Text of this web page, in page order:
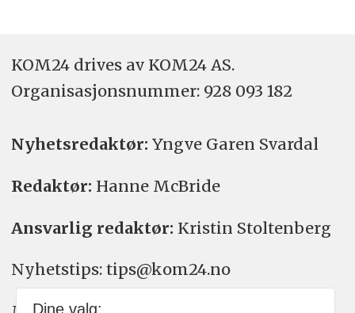
KOM24 drives av KOM24 AS.
Organisasjons­nummer: 928 093 182
Nyhetsredaktør: Yngve Garen Svardal
Redaktør: Hanne McBride
Ansvarlig redaktør: Kristin Stoltenberg
Nyhetstips: tips@kom24.no
Dine valg: